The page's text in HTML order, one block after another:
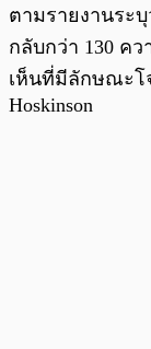
ตามรายงานระ
กลับกว่า 130 ค
เห็นที่มีลักษณะโ
Hoskinson